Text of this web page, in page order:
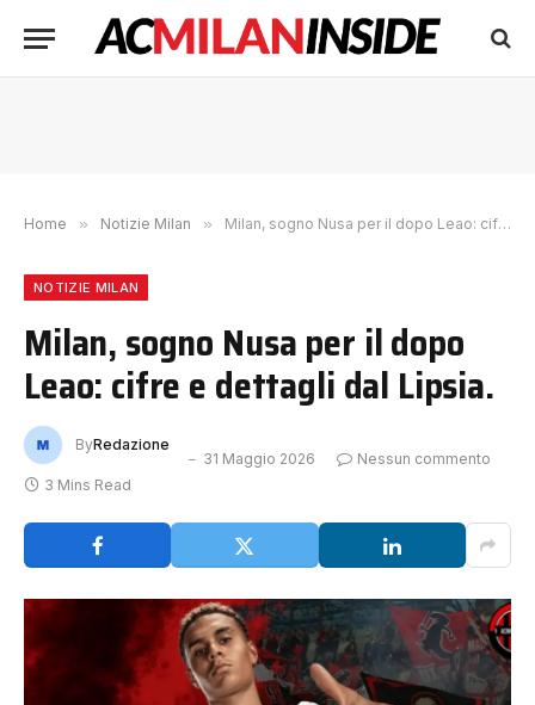
Home » Notizie Milan » Milan, sogno Nusa per il dopo Leao: cifre e dettagli dal Lipsia.
NOTIZIE MILAN
Milan, sogno Nusa per il dopo
Leao: cifre e dettagli dal Lipsia.
ByRedazione
31 Maggio 2026
Nessun commento
3 Mins Read